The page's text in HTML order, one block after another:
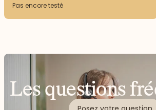
Pas encore testé
Les questions